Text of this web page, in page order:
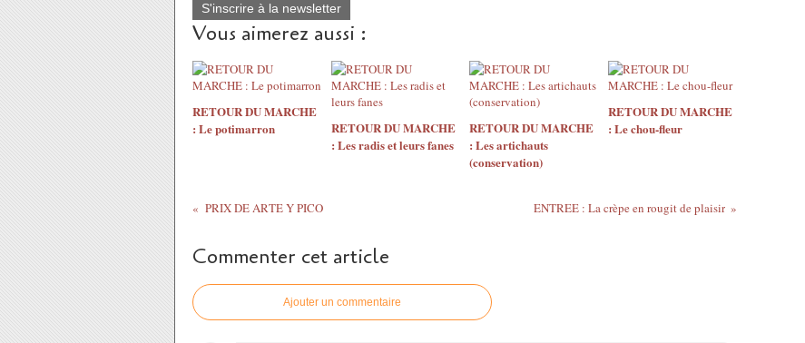
S'inscrire à la newsletter
Vous aimerez aussi :
RETOUR DU MARCHE
: Le potimarron
RETOUR DU MARCHE
: Les radis et leurs fanes
RETOUR DU MARCHE
: Les artichauts
(conservation)
RETOUR DU MARCHE
: Le chou-fleur
PRIX DE ARTE Y PICO ENTREE : La crèpe en rougit de plaisir
Commenter cet article
Ajouter un commentaire